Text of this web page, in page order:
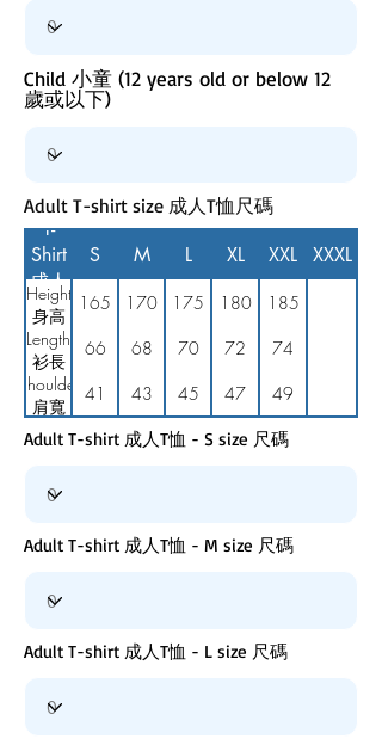
Child 小童 (12 years old or below 12
歲或以下)
Adult T-shirt size 成人T恤尺碼
Adult
T-
Shirt
成人
T恤
S M L XL XXL XXXL
Height
身高
(cm)
165 170 175 180
185
Length
衫長
(cm)
66 68 70 72
74
Shoulder
肩寬
(cm)
41 43 45 47 49
Adult T-shirt 成人T恤 - S size 尺碼
Adult T-shirt 成人T恤 - M size 尺碼
Adult T-shirt 成人T恤 - L size 尺碼